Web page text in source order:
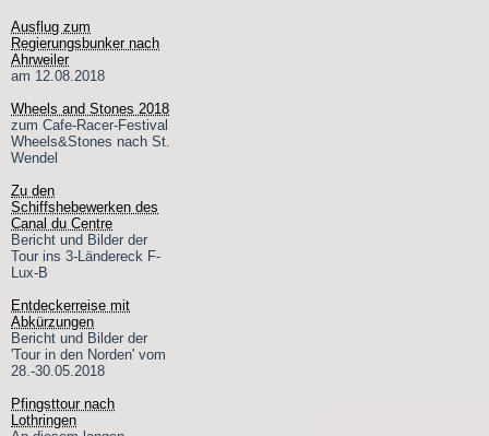
Ausflug zum
Regierungsbunker nach
Ahrweiler
am 12.08.2018
Wheels and Stones 2018
zum Cafe-Racer-Festival
Wheels&Stones nach St.
Wendel
Zu den
Schiffshebewerken des
Canal du Centre
Bericht und Bilder der
Tour ins 3-Ländereck F-
Lux-B
Entdeckerreise mit
Abkürzungen
Bericht und Bilder der
'Tour in den Norden' vom
28.-30.05.2018
Pfingsttour nach
Lothringen